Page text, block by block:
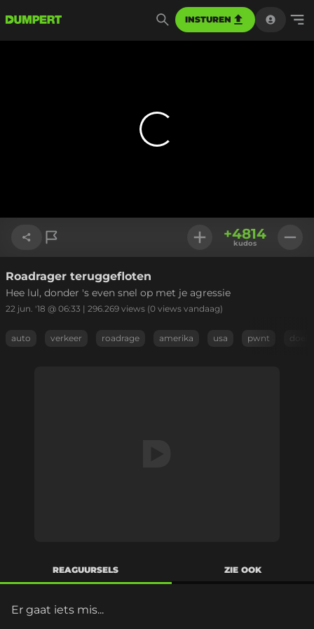
INSTUREN
Link kopiëren
+4814
kudos
Roadrager teruggefloten
Hee lul, donder 's even snel op met je agressie
22 jun. '18 @ 06:33 | 296.269 views (0 views vandaag)
auto verkeer roadrage amerika usa pwnt doei
REAGUURSELS ZIE OOK
Er gaat iets mis...